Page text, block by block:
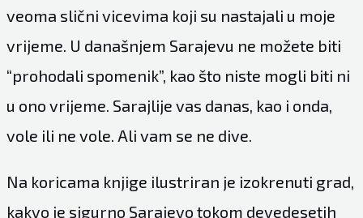
veoma slični vicevima koji su nastajali u moje
vrijeme. U današnjem Sarajevu ne možete biti
“prohodali spomenik”, kao što niste mogli biti ni
u ono vrijeme. Sarajlije vas danas, kao i onda,
vole ili ne vole. Ali vam se ne dive.
Na koricama knjige ilustriran je izokrenuti grad,
kakvo je sigurno Sarajevo tokom devedesetih